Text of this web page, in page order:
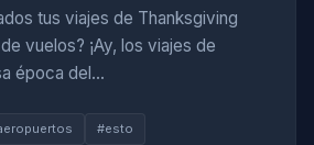
tus viajes de Thanksgiving
vuelos? ¡Ay, los viajes de
época del…
#esto